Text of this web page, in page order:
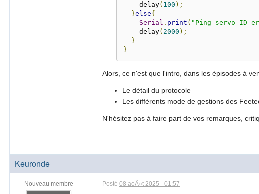
    delay
( 100 );
}else{
Serial . print ( "Ping servo ID
    delay
( 2000 );
}
}
Alors, ce n'est que l'intro, dans les épisodes à
Le détail du protocole
Les différents mode de gestions des
N'hésitez pas à faire part de vos remarques,
Keuronde
Nouveau membre Posté 08 aoÃ»t 2025 - 01:57